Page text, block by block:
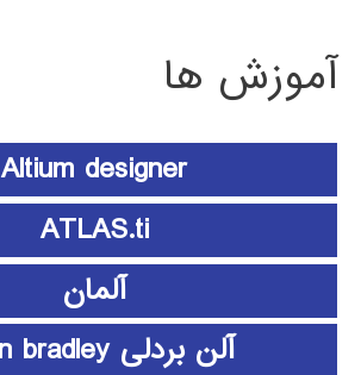
آموزش ها
Altium designer
ATLAS.ti
آلمان
آلن بردلی Allen bradley